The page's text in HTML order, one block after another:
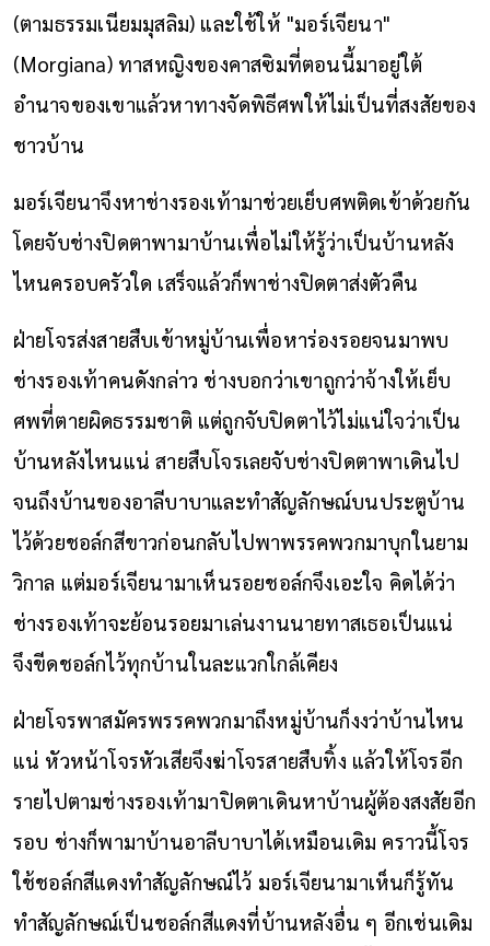
(ตามธรรมเนียมมุสลิม) และใช้ให้ "มอร์เจียนา"
(Morgiana) ทาสหญิงของคาสซิมที่ตอนนี้มาอยู่ใต้
อำนาจของเขาแล้วหาทางจัดพิธีศพให้ไม่เป็นที่สงสัยของ
ชาวบ้าน
มอร์เจียนาจึงหาช่างรองเท้ามาช่วยเย็บศพติดเข้าด้วยกัน
โดยจับช่างปิดตาพามาบ้านเพื่อไม่ให้รู้ว่าเป็นบ้านหลัง
ไหนครอบครัวใด เสร็จแล้วก็พาช่างปิดตาส่งตัวคืน
ฝ่ายโจรส่งสายสืบเข้าหมู่บ้านเพื่อหาร่องรอยจนมาพบ
ช่างรองเท้าคนดังกล่าว ช่างบอกว่าเขาถูกว่าจ้างให้เย็บ
ศพที่ตายผิดธรรมชาติ แต่ถูกจับปิดตาไว้ไม่แน่ใจว่าเป็น
บ้านหลังไหนแน่ สายสืบโจรเลยจับช่างปิดตาพาเดินไป
จนถึงบ้านของอาลีบาบาและทำสัญลักษณ์บนประตูบ้าน
ไว้ด้วยชอล์กสีขาวก่อนกลับไปพาพรรคพวกมาบุกในยาม
วิกาล แต่มอร์เจียนามาเห็นรอยชอล์กจึงเอะใจ คิดได้ว่า
ช่างรองเท้าจะย้อนรอยมาเล่นงานนายทาสเธอเป็นแน่
จึงขีดชอล์กไว้ทุกบ้านในละแวกใกล้เคียง
ฝ่ายโจรพาสมัครพรรคพวกมาถึงหมู่บ้านก็งงว่าบ้านไหน
แน่ หัวหน้าโจรหัวเสียจึงฆ่าโจรสายสืบทิ้ง แล้วให้โจรอีก
รายไปตามช่างรองเท้ามาปิดตาเดินหาบ้านผู้ต้องสงสัยอีก
รอบ ช่างก็พามาบ้านอาลีบาบาได้เหมือนเดิม คราวนี้โจร
ใช้ชอล์กสีแดงทำสัญลักษณ์ไว้ มอร์เจียนามาเห็นก็รู้ทัน
ทำสัญลักษณ์เป็นชอล์กสีแดงที่บ้านหลังอื่น ๆ อีกเช่นเดิม